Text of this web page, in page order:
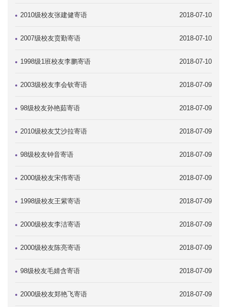
2018-07-10
2010级校友张建健寄语
2018-07-10
2007级校友贲勤寄语
2018-07-10
1998级1班校友李鹏寄语
2018-07-09
2003级校友李会钦寄语
2018-07-09
98级校友孙艳茹寄语
2018-07-09
2010级校友艾沙拉寄语
2018-07-09
98级校友钟音寄语
2018-07-09
2000级校友宋伟寄语
2018-07-09
1998级校友王紫寄语
2018-07-09
2000级校友李洁寄语
2018-07-09
2000级校友陈亮寄语
2018-07-09
98级校友毛婧含寄语
2018-07-09
2000级校友郑艳飞寄语